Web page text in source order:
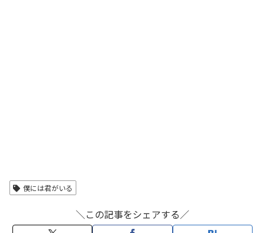
僕には君がいる
＼この記事をシェアする／